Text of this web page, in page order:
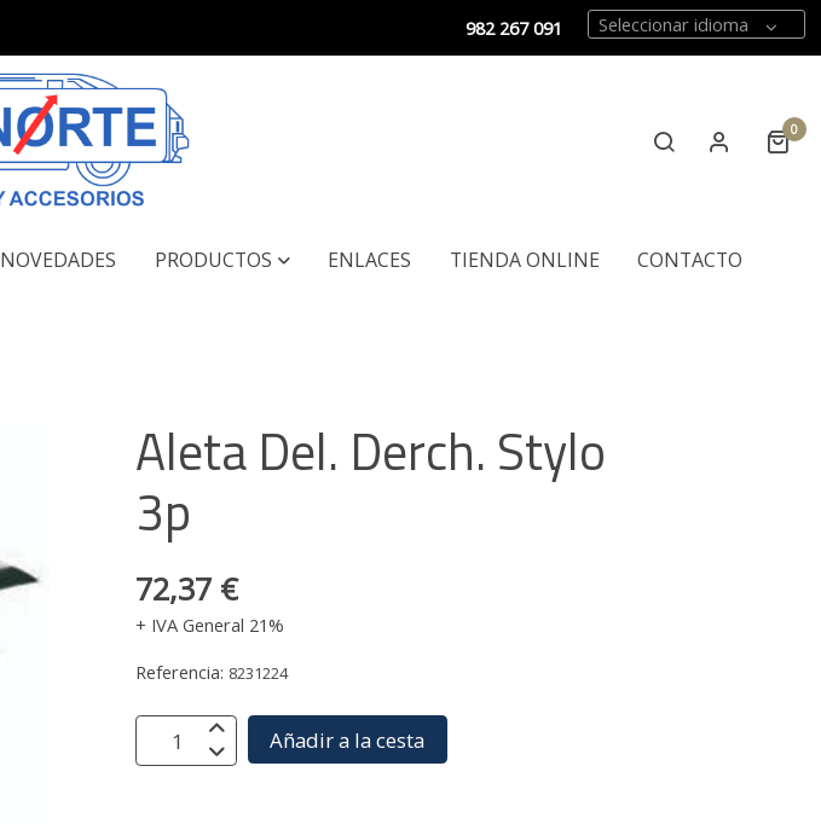
982 267 091 Seleccionar idioma
0
NOVEDADES PRODUCTOS ENLACES TIENDA ONLINE CONTACTO
Aleta Del. Derch. Stylo
3p
72,37 €
+ IVA General 21%
Referencia: 8231224
Añadir a la cesta